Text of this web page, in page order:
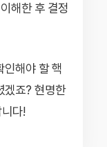
해한 후 결정
인해야 할 핵
겠죠? 현명한
다!